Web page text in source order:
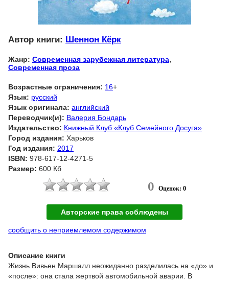
Автор книги: Шеннон Кёрк
Жанр: Современная зарубежная литература,
Современная проза
Возрастные ограничения: 16+
Язык: русский
Язык оригинала: английский
Переводчик(и): Валерия Бондарь
Издательство: Книжный Клуб «Клуб Семейного Досуга»
Город издания: Харьков
Год издания: 2017
ISBN: 978-617-12-4271-5
Размер: 600 Кб
0 Оценок: 0
Авторские права соблюдены
сообщить о неприемлемом содержимом
Описание книги
Жизнь Вивьен Маршалл неожиданно разделилась на «до» и
«после»: она стала жертвой автомобильной аварии. В